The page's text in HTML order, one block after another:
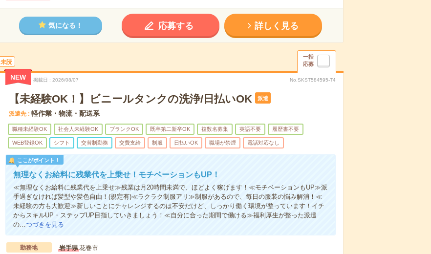
気になる！ 応募する 詳しく見る
未読
一括
応募
NEW 掲載日 2026/08/07 No.SKST584595-T4
【未経験OK！】ビニールタンクの洗浄/日払いOK 派遣
派遣先 軽作業・物流・配送系
職種未経験OK 社会人未経験OK ブランクOK 既卒第二新卒OK 複数名募集 英語不要 履歴書不要
WEB登録OK シフト 交替制勤務 交費支給 制服 日払いOK 職場が禁煙 電話対応なし
ここがポイント！
無理なくお給料に残業代を上乗せ！モチベーションもUP！
≪無理なくお給料に残業代を上乗せ≫残業は月20時間未満で、ほどよく稼げます！≪モチベーションもUP≫派
手過ぎなければ髪型や髪色自由！(規定有)≪ラクラク制服アリ≫制服があるので、毎日の服装の悩み解消！≪
未経験の方も大歓迎≫新しいことにチャレンジするのは不安だけど、しっかり働く環境が整っています！イチ
からスキルUP・ステップUP目指していきましょう！≪自分に合った期間で働ける≫福利厚生が整った派遣
の…つづきを見る
勤務地 岩手県花巻市